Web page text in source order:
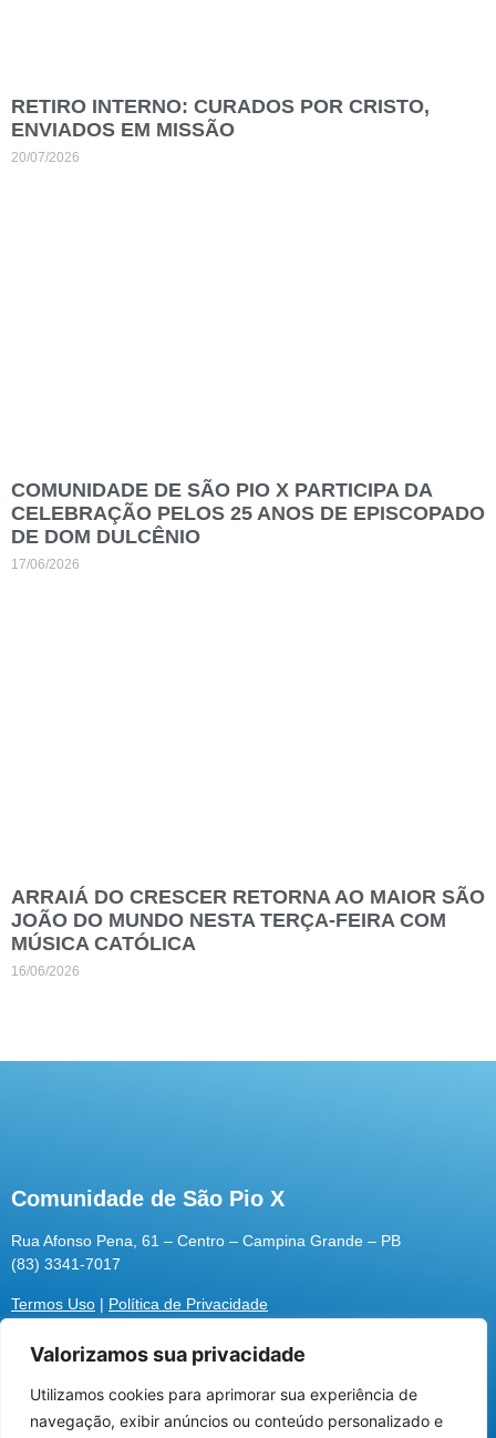
Utilizamos cookies para oferecer melhor
experiência, melhorar o desempenho, analisar
Valorizamos sua privacidade
Utilizamos cookies para aprimorar sua experiência de
navegação, exibir anúncios ou conteúdo personalizado e
RETIRO INTERNO: CURADOS POR CRISTO,
ENVIADOS EM MISSÃO
20/07/2026
COMUNIDADE DE SÃO PIO X PARTICIPA DA
CELEBRAÇÃO PELOS 25 ANOS DE EPISCOPADO
DE DOM DULCÊNIO
17/06/2026
ARRAIÁ DO CRESCER RETORNA AO MAIOR SÃO
JOÃO DO MUNDO NESTA TERÇA-FEIRA COM
MÚSICA CATÓLICA
16/06/2026
Comunidade de São Pio X
Rua Afonso Pena, 61 – Centro – Campina Grande – PB
(83) 3341-7017
Termos Uso | Política de Privacidade